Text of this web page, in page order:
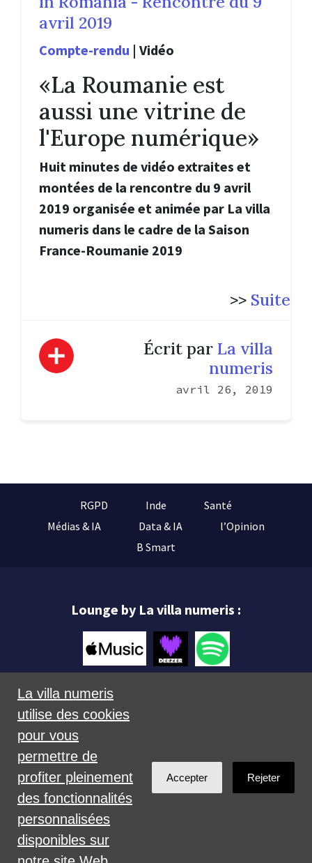
avril 2019
Compte-rendu | Vidéo
«La Roumanie est
aussi une vitrine de
l'Europe numérique»
Huit minutes de vidéo extraites et
montées de la rencontre du 9 avril
2019 organisée et animée par La villa
numeris dans le cadre de la Saison
France-Roumanie 2019
>> Suite
Écrit par La villa
numeris
avril 26, 2019
RGPD Inde
Santé
Médias & IA
Data & IA
l’Opinion
B Smart
Lounge by La villa numeris :
Créé avec
La villa numeris
utilise des cookies
pour vous
permettre de
profiter pleinement
des fonctionnalités
personnalisées
disponibles sur
Accepter Rejeter